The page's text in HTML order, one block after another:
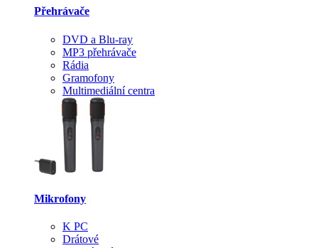
Přehrávače
DVD a Blu-ray
MP3 přehrávače
Rádia
Gramofony
Multimediální centra
Mikrofony
K PC
Drátové